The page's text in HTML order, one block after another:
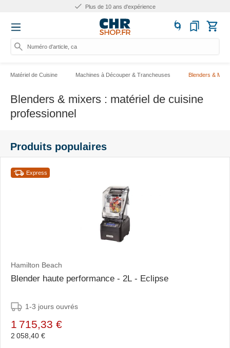
Numéro d'article, catégorie ou
Matériel de Cuisine Machines à Découper & Trancheuses Blenders &
Blenders & mixers : matériel de cuisine
professionnel
Produits populaires
Express
Hamilton Beach
Blender haute performance - 2L - Eclipse
1-3 jours ouvrés
1 715,33 €
2 058,40 €